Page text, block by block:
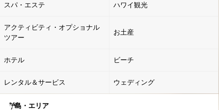
スパ・エステ ハワイ観光
アクティビティ・オプショナル
ツアー
お土産
ホテル ビーチ
レンタル＆サービス ウェディング
島・エリア